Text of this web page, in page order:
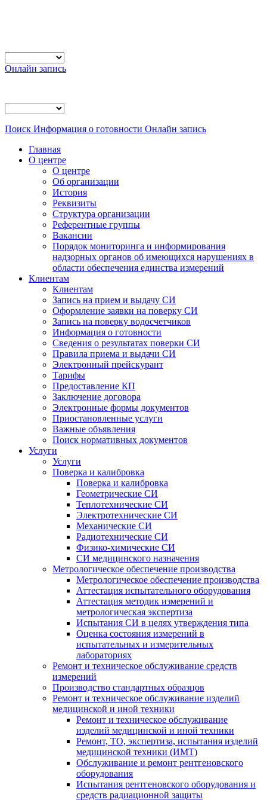
Онлайн запись
Поиск Информация о готовности Онлайн запись
Главная
О центре
О центре
Об организации
История
Реквизиты
Структура организации
Референтные группы
Вакансии
Порядок мониторинга и информирования
надзорных органов об имеющихся нарушениях в
области обеспечения единства измерений
Клиентам
Клиентам
Запись на прием и выдачу СИ
Оформление заявки на поверку СИ
Запись на поверку водосчетчиков
Информация о готовности
Сведения о результатах поверки СИ
Правила приема и выдачи СИ
Электронный прейскурант
Тарифы
Предоставление КП
Заключение договора
Электронные формы документов
Приостановленные услуги
Важные объявления
Поиск нормативных документов
Услуги
Услуги
Поверка и калибровка
Поверка и калибровка
Геометрические СИ
Теплотехнические СИ
Электротехнические СИ
Механические СИ
Радиотехнические СИ
Физико-химические СИ
СИ медицинского назначения
Метрологическое обеспечение производства
Метрологическое обеспечение производства
Аттестация испытательного оборудования
Аттестация методик измерений и
метрологическая экспертиза
Испытания СИ в целях утверждения типа
Оценка состояния измерений в
испытательных и измерительных
лабораториях
Ремонт и техническое обслуживание средств
измерений
Производство стандартных образцов
Ремонт и техническое обслуживание изделий
медицинской и иной техники
Ремонт и техническое обслуживание
изделий медицинской и иной техники
Ремонт, ТО, экспертиза, испытания изделий
медицинской техники (ИМТ)
Обслуживание и ремонт рентгеновского
оборудования
Испытания рентгеновского оборудования и
средств радиационной защиты